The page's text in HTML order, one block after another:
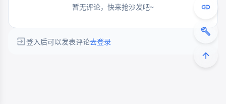
暂无评论，快来抢沙发吧~
登入后可以发表评论去登录